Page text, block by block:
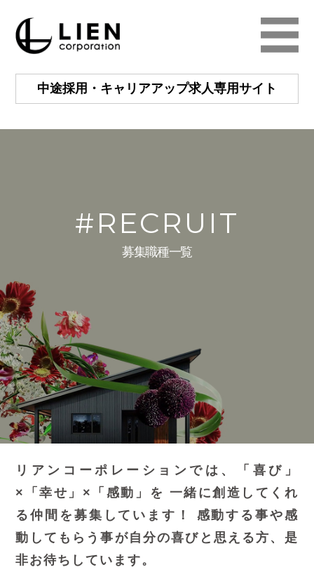
中途採用・キャリアアップ求人専用サイト
#RECRUIT
募集職種一覧
リアンコーポレーションでは、「喜び」
×「幸せ」×「感動」を 一緒に創造してくれ
る仲間を募集しています！
感動する事や感
動してもらう事が自分の喜びと思える方、是
非お待ちしています。